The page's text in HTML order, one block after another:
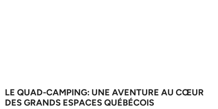
LE QUAD-CAMPING: UNE AVENTURE AU CŒUR
DES GRANDS ESPACES QUÉBÉCOIS